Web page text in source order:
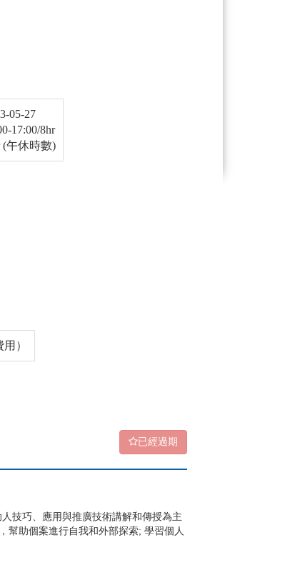
05-27
17:00/8hr
(午休時數)
）
已經過期
技巧、應用與推廣技術講解和傳授為主
幫助個案進行自我和外部探索; 學習個人